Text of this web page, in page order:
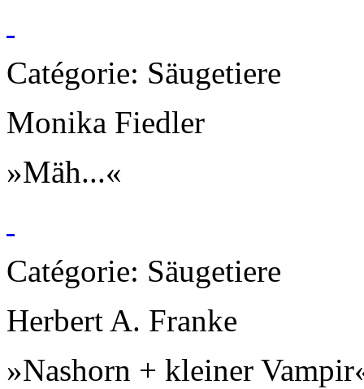
Catégorie: Säugetiere
Monika Fiedler
»Mäh...«
Catégorie: Säugetiere
Herbert A. Franke
»Nashorn + kleiner